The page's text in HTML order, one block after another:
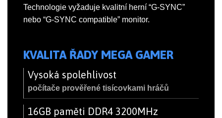
Technologie vyžaduje kvalitní herní “G-SYNC”
nebo “G-SYNC compatible” monitor.
KVALITA ŘADY MEGA GAMER
Vysoká spolehlivost
počítače prověřené tisícovkami hráčů
16GB paměti DDR4 3200MHz